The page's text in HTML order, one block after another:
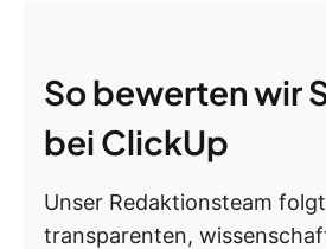
So bewerten wir
bei ClickUp
Unser Redaktionsteam
transparenten,